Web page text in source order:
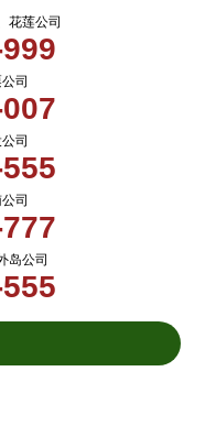
花莲公司
司
司
司
岛公司